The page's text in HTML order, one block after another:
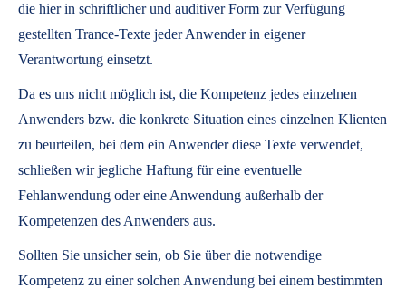
die hier in schriftlicher und auditiver Form zur Verfügung
gestellten Trance-Texte jeder Anwender in eigener
Verantwortung einsetzt.
Da es uns nicht möglich ist, die Kompetenz jedes einzelnen
Anwenders bzw. die konkrete Situation eines einzelnen Klienten
zu beurteilen, bei dem ein Anwender diese Texte verwendet,
schließen wir jegliche Haftung für eine eventuelle
Fehlanwendung oder eine Anwendung außerhalb der
Kompetenzen des Anwenders aus.
Sollten Sie unsicher sein, ob Sie über die notwendige
Kompetenz zu einer solchen Anwendung bei einem bestimmten